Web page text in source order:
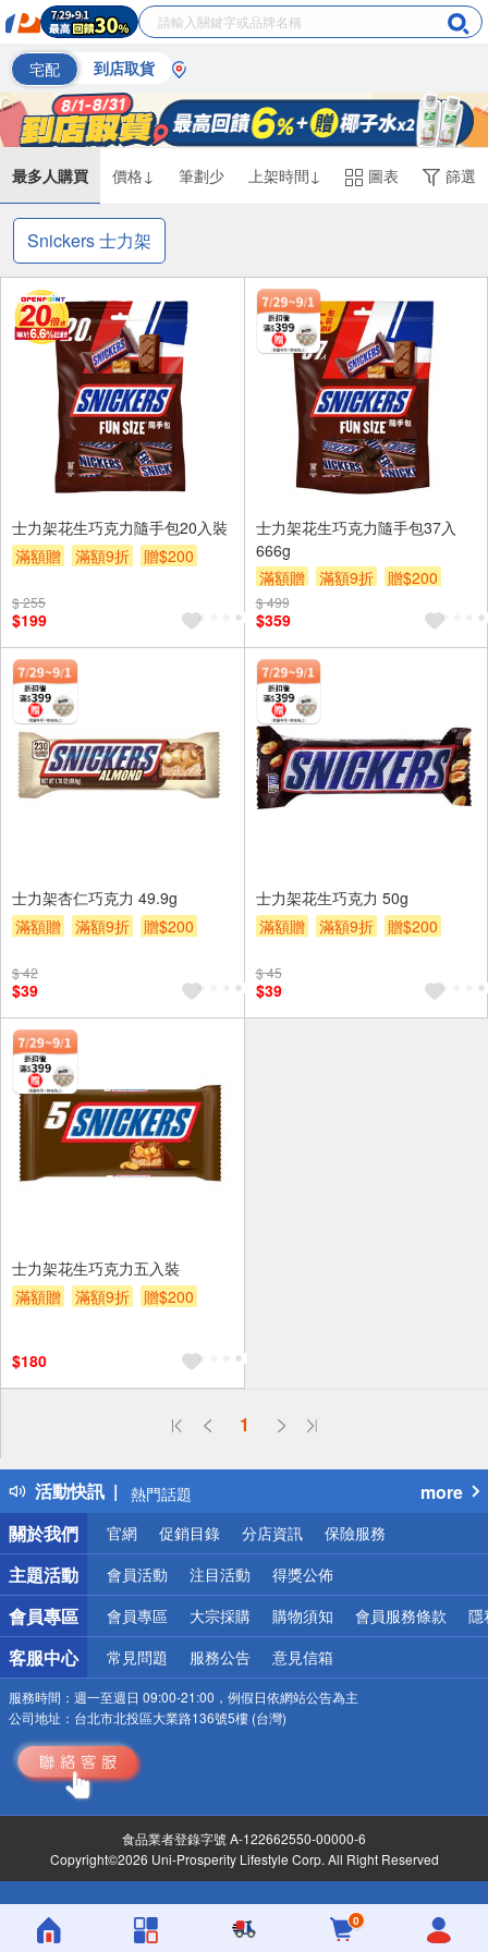
宅配 到店取貨
最多人購買 價格↓ 筆劃少 上架時間↓ 圖表 篩選
Snickers 士力架
士力架花生巧克力隨手包20入裝
滿額贈
滿額9折 贈$200
$ 255
$199
士力架花生巧克力隨手包37入
666g
滿額贈
滿額9折 贈$200
$ 499
$359
士力架杏仁巧克力 49.9g
滿額贈
滿額9折 贈$200
$ 42
$39
士力架花生巧克力 50g
滿額贈
滿額9折 贈$200
$ 45
$39
士力架花生巧克力五入裝
滿額贈
滿額9折 贈$200
$180
1
活動快訊
偏遠地區配送
得獎公告
熱門話題
銀行優惠
偏遠地區配送
詐騙網頁！請小心！
more
關於我們
官網 促銷目錄 分店資訊 保險服務
主題活動 會員活動 注目活動 得獎公佈
會員專區 會員專區 大宗採購 購物須知 會員服務條款 隱
客服中心 常見問題 服務公告 意見信箱
服務時間： 週一至週日 09:00-21:00，例假日依網站公告為主
公司地址： 台北市北投區大業路136號5樓 (台灣)
食品業者登錄字號 A-122662550-00000-6
Copyright©2026 Uni-Prosperity Lifestyle Corp. All Right Reserved
0